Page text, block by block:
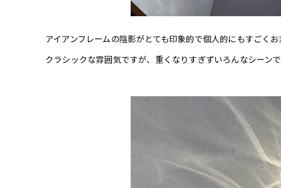
アイアンフレームの陰影がとても印象的で個人的にもすごくお
クラシックな雰囲気ですが、重くなりすぎずいろんなシーンで